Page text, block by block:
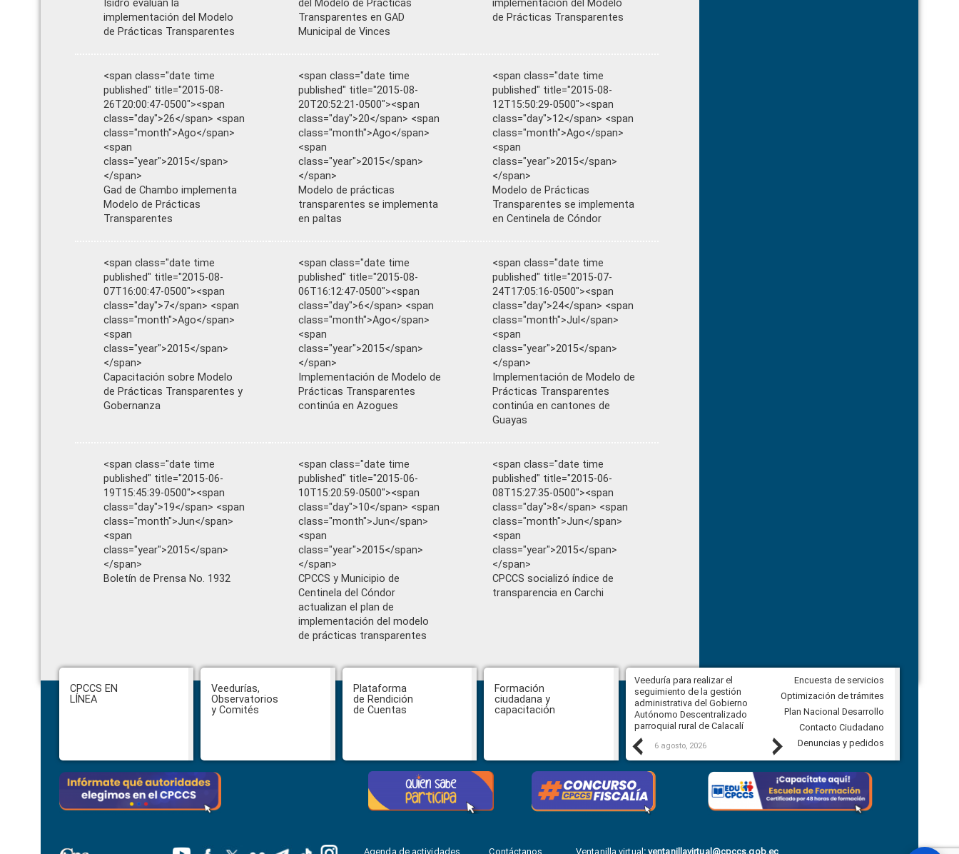
Isidro evalúan la
implementación del Modelo
de Prácticas Transparentes
del Modelo de Prácticas
Transparentes en GAD
Municipal de Vinces
implementación del Modelo
de Prácticas Transparentes
<span class="date time
published" title="2015-08-
26T20:00:47-0500"><span
class="day">26</span> <span
class="month">Ago</span>
<span
class="year">2015</span>
</span>
Gad de Chambo implementa
Modelo de Prácticas
Transparentes
<span class="date time
published" title="2015-08-
20T20:52:21-0500"><span
class="day">20</span> <span
class="month">Ago</span>
<span
class="year">2015</span>
</span>
Modelo de prácticas
transparentes se implementa
en paltas
<span class="date time
published" title="2015-08-
12T15:50:29-0500"><span
class="day">12</span> <span
class="month">Ago</span>
<span
class="year">2015</span>
</span>
Modelo de Prácticas
Transparentes se implementa
en Centinela de Cóndor
<span class="date time
published" title="2015-08-
07T16:00:47-0500"><span
class="day">7</span> <span
class="month">Ago</span>
<span
class="year">2015</span>
</span>
Capacitación sobre Modelo
de Prácticas Transparentes y
Gobernanza
<span class="date time
published" title="2015-08-
06T16:12:47-0500"><span
class="day">6</span> <span
class="month">Ago</span>
<span
class="year">2015</span>
</span>
Implementación de Modelo de
Prácticas Transparentes
continúa en Azogues
<span class="date time
published" title="2015-07-
24T17:05:16-0500"><span
class="day">24</span> <span
class="month">Jul</span>
<span
class="year">2015</span>
</span>
Implementación de Modelo de
Prácticas Transparentes
continúa en cantones de
Guayas
<span class="date time
published" title="2015-06-
19T15:45:39-0500"><span
class="day">19</span> <span
class="month">Jun</span>
<span
class="year">2015</span>
</span>
Boletín de Prensa No. 1932
<span class="date time
published" title="2015-06-
10T15:20:59-0500"><span
class="day">10</span> <span
class="month">Jun</span>
<span
class="year">2015</span>
</span>
CPCCS y Municipio de
Centinela del Cóndor
actualizan el plan de
implementación del modelo
de prácticas transparentes
<span class="date time
published" title="2015-06-
08T15:27:35-0500"><span
class="day">8</span> <span
class="month">Jun</span>
<span
class="year">2015</span>
</span>
CPCCS socializó índice de
transparencia en Carchi
Footer
CPCCS EN
LÍNEA
Veedurías,
Observatorios
y Comités
Plataforma
de Rendición
de Cuentas
Formación
ciudadana y
capacitación
Previous
Hasta el 31 de julio se podrán
presentar impugnaciones en
contra de los postulantes al
concurso para designar Fiscal
Veeduría para realizar el
seguimiento de la gestión
administrativa del Gobierno
Autónomo Descentralizado
parroquial rural de Calacalí
6 agosto, 2026
Veeduría para vigilar los acuerdos,
derivados de la Audiencia Pública
comunidad Urbina, parroquia la
Carolina
5 agosto, 2026
Next
Encuesta de servicios
Optimización de trámites
Plan Nacional Desarrollo
Contacto Ciudadano
Denuncias y pedidos
Agenda de actividades Contáctanos Ventanilla virtual:ventanillavirtual@cpccs.gob.ec